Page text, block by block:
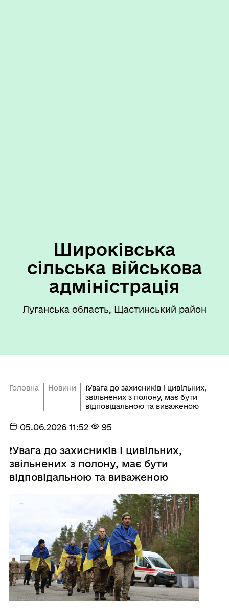
Широківська
сільська військова
адміністрація
Луганська область, Щастинський район
Головна Новини
❗️Увага до захисників і цивільних,
звільнених з полону, має бути
відповідальною та виваженою
05.06.2026 11:52 95
❗️Увага до захисників і цивільних,
звільнених з полону, має бути
відповідальною та виваженою